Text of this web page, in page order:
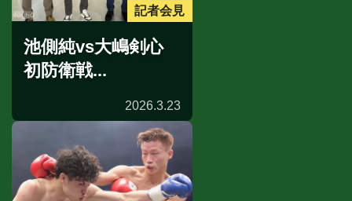
記者会見
池側純vs大嶋剣心
初防衛戦...
2026.3.23